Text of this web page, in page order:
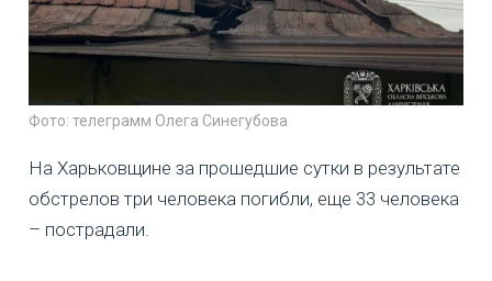
Фото: телеграмм Олега Синегубова
На Харьковщине за прошедшие сутки в результате
обстрелов три человека погибли, еще 33 человека
– пострадали.